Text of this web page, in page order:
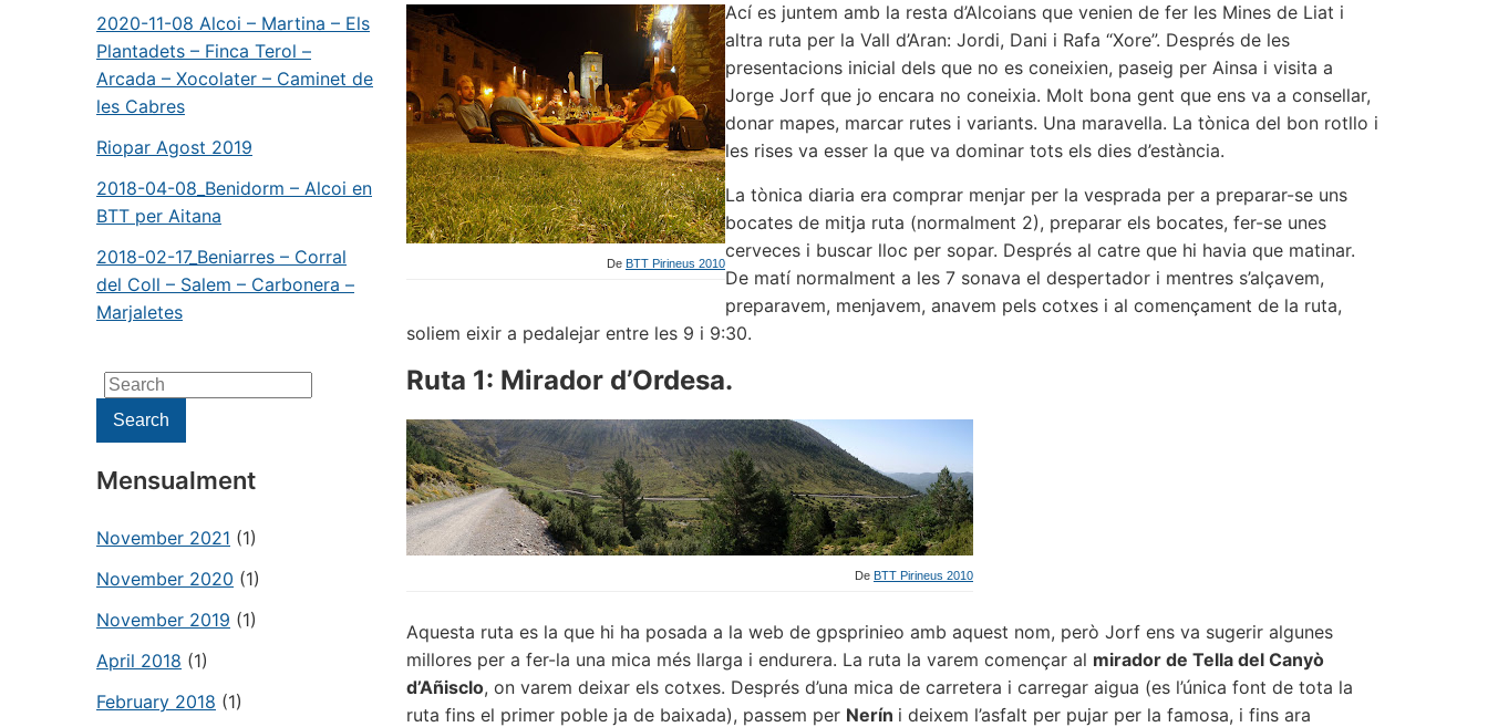
2020-11-08 Alcoi – Martina – Els
Plantadets – Finca Terol –
Arcada – Xocolater – Caminet de
les Cabres
Riopar Agost 2019
2018-04-08_Benidorm – Alcoi en
BTT per Aitana
2018-02-17_Beniarres – Corral
del Coll – Salem – Carbonera –
Marjaletes
Search
for:Search
Mensualment
November 2021 (1)
November 2020 (1)
November 2019 (1)
April 2018 (1)
February 2018 (1)
De BTT Pirineus 2010
Ací es juntem amb la resta d’Alcoians que venien de fer les Mines de Liat i
altra ruta per la Vall d’Aran: Jordi, Dani i Rafa “Xore”. Després de les
presentacions inicial dels que no es coneixien, paseig per Ainsa i visita a
Jorge Jorf que jo encara no coneixia. Molt bona gent que ens va a consellar,
donar mapes, marcar rutes i variants. Una maravella. La tònica del bon rotllo i
les rises va esser la que va dominar tots els dies d’estància.
La tònica diaria era comprar menjar per la vesprada per a preparar-se uns
bocates de mitja ruta (normalment 2), preparar els bocates, fer-se unes
cerveces i buscar lloc per sopar. Després al catre que hi havia que matinar.
De matí normalment a les 7 sonava el despertador i mentres s’alçavem,
preparavem, menjavem, anavem pels cotxes i al començament de la ruta,
soliem eixir a pedalejar entre les 9 i 9:30.
Ruta 1: Mirador d’Ordesa.
De BTT Pirineus 2010
Aquesta ruta es la que hi ha posada a la web de gpsprinieo amb aquest nom, però Jorf ens va sugerir algunes
millores per a fer-la una mica més llarga i endurera. La ruta la varem començar al mirador de Tella del Canyò
d’Añisclo, on varem deixar els cotxes. Després d’una mica de carretera i carregar aigua (es l’única font de tota la
ruta fins el primer poble ja de baixada), passem per Nerín i deixem l’asfalt per pujar per la famosa, i fins ara